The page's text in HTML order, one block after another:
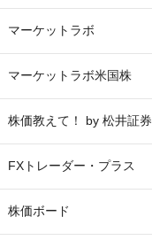
マーケットラボ
マーケットラボ米国株
株価教えて！ by 松井証券
FXトレーダー・プラス
株価ボード